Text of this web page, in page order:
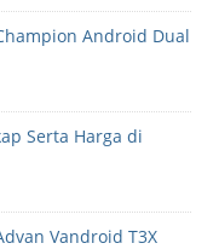
Android Dual
Serta Harga di
Vandroid T3X